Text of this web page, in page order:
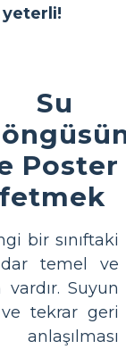
yeterli!
Su
Poster
bir sınıftaki
temel ve
Suyun
tekrar geri